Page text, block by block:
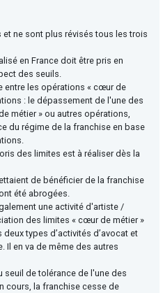
ne sont plus révisés tous les trois
en France doit être pris en
des seuils.
entre les opérations « cœur de
: le dépassement de l'une des
métier » ou autres opérations,
du régime de la franchise en base
des limites est à réaliser dès la
de bénéficier de la franchise
été abrogées.
une activité d'artiste /
des limites « cœur de métier »
types d’activités d’avocat et
Il en va de même des autres
seuil de tolérance de l'une des
cours, la franchise cesse de